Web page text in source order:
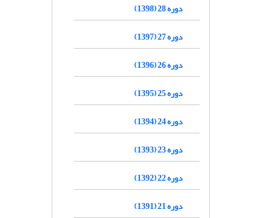
دوره 28 (1398)
دوره 27 (1397)
دوره 26 (1396)
دوره 25 (1395)
دوره 24 (1394)
دوره 23 (1393)
دوره 22 (1392)
دوره 21 (1391)